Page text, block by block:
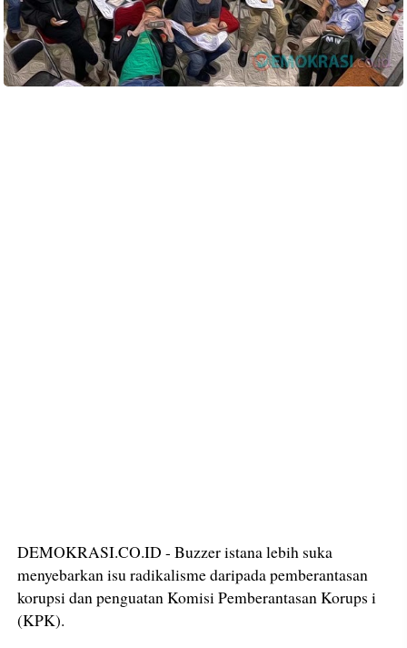
DEMOKRASI.CO.ID - Buzzer istana lebih suka
menyebarkan isu radikalisme daripada pemberantasan
korupsi dan penguatan Komisi Pemberantasan Korups i
(KPK).